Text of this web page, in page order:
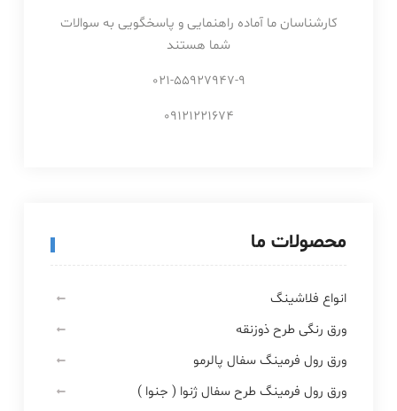
کارشناسان ما آماده راهنمایی و پاسخگویی به سوالات
شما هستند
021-55927947-9
09121221674
محصولات ما
انواع فلاشینگ
ورق رنگی طرح ذوزنقه
ورق رول فرمینگ سفال پالرمو
ورق رول فرمینگ طرح سفال ژنوا ( جنوا )